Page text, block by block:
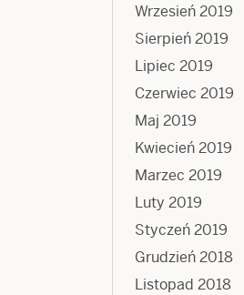
Wrzesień 2019
Sierpień 2019
Lipiec 2019
Czerwiec 2019
Maj 2019
Kwiecień 2019
Marzec 2019
Luty 2019
Styczeń 2019
Grudzień 2018
Listopad 2018